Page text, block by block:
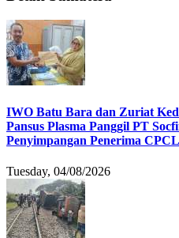
IWO Batu Bara dan Zuriat
Pansus Plasma Panggil PT
Penyimpangan Penerima CPCL
Tuesday, 04/08/2026